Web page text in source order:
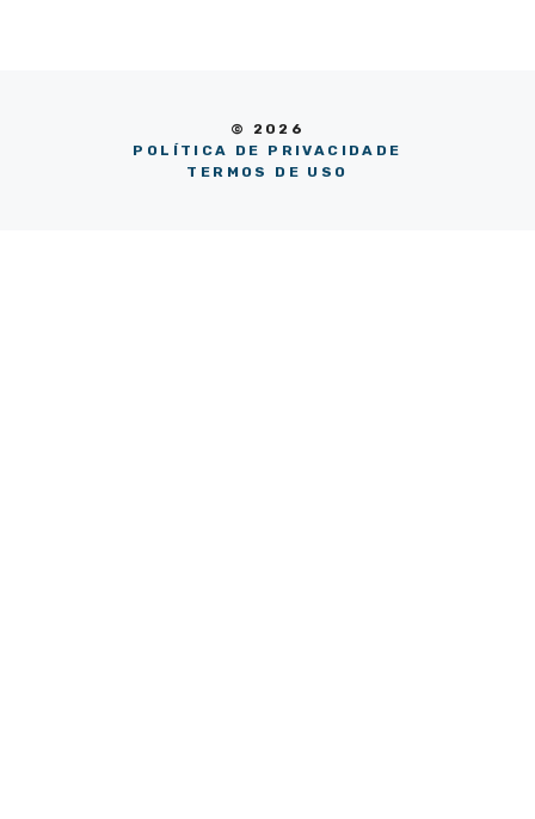
© 2026
POLÍTICA DE PRIVACIDADE
TERMOS DE USO